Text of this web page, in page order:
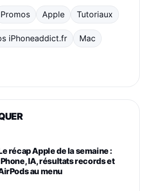
Promos Apple Tutoriaux
iPhoneaddict.fr Mac
récap Apple de la semaine :
IA, résultats records et
au menu